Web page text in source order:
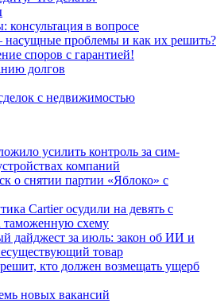
консультация в вопросе
проблемы и как их решить?
споров с гарантией!
долгов
с недвижимостью
усилить контроль за сим-
компаний
о снятии партии «Яблоко» с
Cartier осудили на девять с
таможенную схему
дайджест за июль: закон об ИИ и
товар
кто должен возмещать ущерб
новых вакансий